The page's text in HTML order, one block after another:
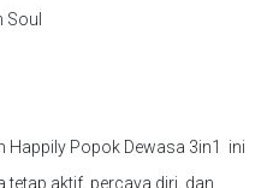
Soul
Happily Popok Dewasa 3in1 ini
tetap aktif, percaya diri, dan